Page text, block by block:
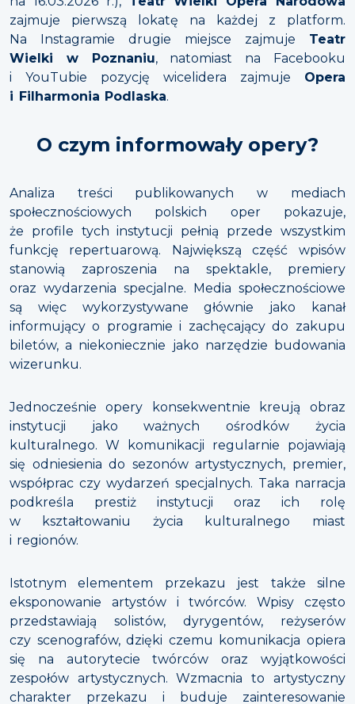
zajmuje pierwszą lokatę na każdej z platform.
Na Instagramie drugie miejsce zajmuje Teatr
Wielki w Poznaniu, natomiast na Facebooku
i YouTubie pozycję wicelidera zajmuje Opera
i Filharmonia Podlaska.
O czym informowały opery?
Analiza treści publikowanych w mediach
społecznościowych polskich oper pokazuje,
że profile tych instytucji pełnią przede wszystkim
funkcję repertuarową. Największą część wpisów
stanowią zaproszenia na spektakle, premiery
oraz wydarzenia specjalne. Media społecznościowe
są więc wykorzystywane głównie jako kanał
informujący o programie i zachęcający do zakupu
biletów, a niekoniecznie jako narzędzie budowania
wizerunku.
Jednocześnie opery konsekwentnie kreują obraz
instytucji jako ważnych ośrodków życia
kulturalnego. W komunikacji regularnie pojawiają
się odniesienia do sezonów artystycznych, premier,
współprac czy wydarzeń specjalnych. Taka narracja
podkreśla prestiż instytucji oraz ich rolę
w kształtowaniu życia kulturalnego miast
i regionów.
Istotnym elementem przekazu jest także silne
eksponowanie artystów i twórców. Wpisy często
przedstawiają solistów, dyrygentów, reżyserów
czy scenografów, dzięki czemu komunikacja opiera
się na autorytecie twórców oraz wyjątkowości
zespołów artystycznych. Wzmacnia to artystyczny
charakter przekazu i buduje zainteresowanie